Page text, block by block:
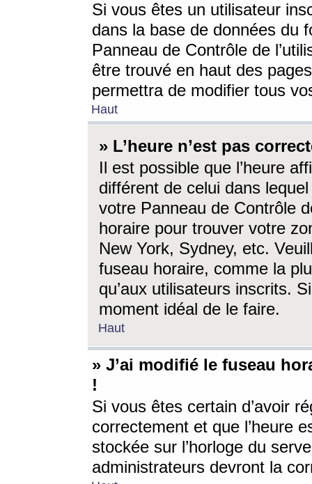
Si vous êtes un utilisateur
dans la base de données du
Panneau de Contrôle de
être trouvé en haut des
permettra de modifier tous
Haut
» L’heure n’est pas
Il est possible que l’heure
différent de celui dans
votre Panneau de Contrôle
horaire pour trouver votre
New York, Sydney, etc.
fuseau horaire, comme la
qu’aux utilisateurs inscrits.
moment idéal de le faire.
Haut
» J’ai modifié le fuseau
!
Si vous êtes certain d’avoir
correctement et que l’heure
stockée sur l’horloge du
administrateurs devront la